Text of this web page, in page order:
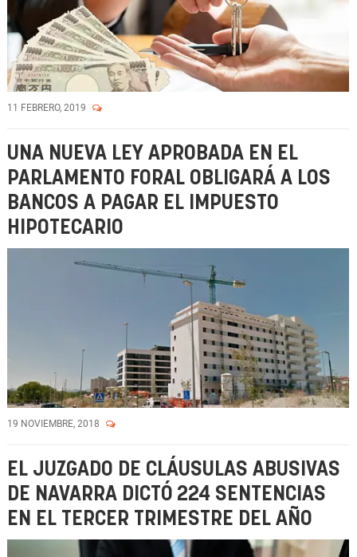
11 FEBRERO, 2019
UNA NUEVA LEY APROBADA EN EL
PARLAMENTO FORAL OBLIGARÁ A LOS
BANCOS A PAGAR EL IMPUESTO
HIPOTECARIO
19 NOVIEMBRE, 2018
EL JUZGADO DE CLÁUSULAS ABUSIVAS
DE NAVARRA DICTÓ 224 SENTENCIAS
EN EL TERCER TRIMESTRE DEL AÑO